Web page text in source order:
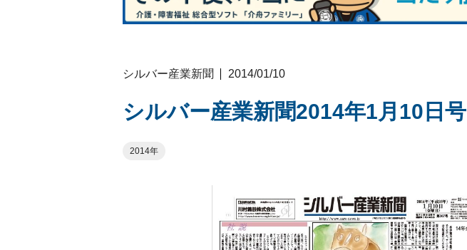
シルバー産業新聞 2014/01/10
シルバー産業新聞2014年1月10日号
2014年